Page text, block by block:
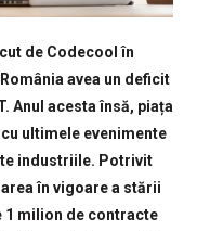
de Codecool în
avea un deficit
Anul acesta însă, piața
ultimele evenimente
industriile. Potrivit
în vigoare a stării
1 milion de contracte